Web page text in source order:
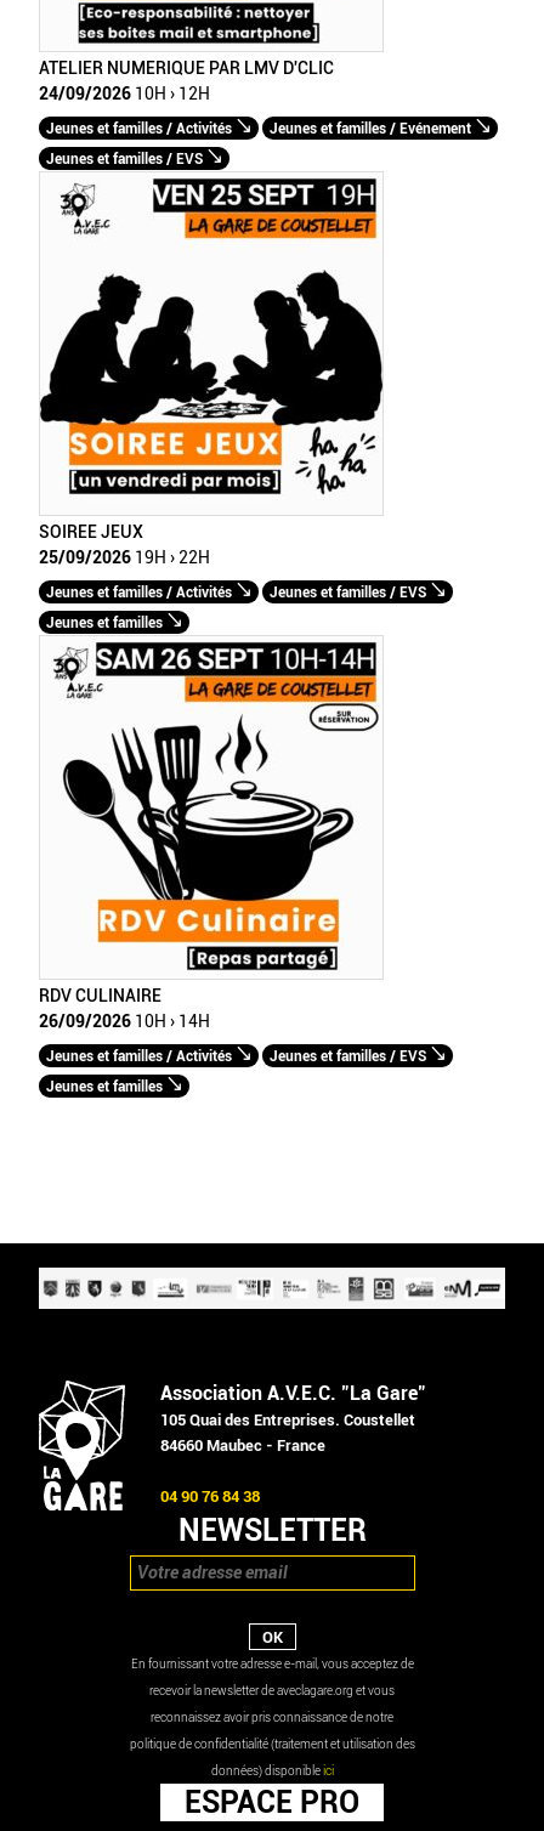
ATELIER NUMERIQUE PAR LMV D'CLIC
24/09/2026 10H › 12H
Jeunes et familles / Activités
Jeunes et familles / Evénement
Jeunes et familles / EVS
SOIREE JEUX
25/09/2026 19H › 22H
Jeunes et familles / Activités
Jeunes et familles / EVS
Jeunes et familles
RDV CULINAIRE
26/09/2026 10H › 14H
Jeunes et familles / Activités
Jeunes et familles / EVS
Jeunes et familles
Association A.V.E.C. "La Gare"
105 Quai des Entreprises. Coustellet
84660 Maubec - France
04 90 76 84 38
NEWSLETTER
En fournissant votre adresse e-mail, vous acceptez de
recevoir la newsletter de aveclagare.org et vous
reconnaissez avoir pris connaissance de notre
politique de confidentialité (traitement et utilisation des
données) disponibleici
ESPACE PRO